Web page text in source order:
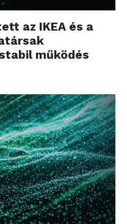
az IKEA és a
működés